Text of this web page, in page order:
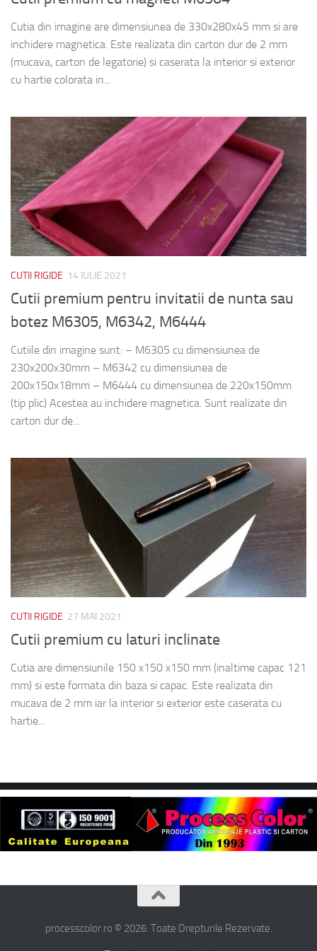
Cutia din imagine are dimensiunea de 330x280x45 mm si are
inchidere magnetica. Este realizata din carton dur de 2 mm
(mucava, carton de legatorie) si caserata la interior si exterior
cu hartie colorata in...
CUTII RIGIDE 14 IULIE 2021
Cutii premium pentru invitatii de nunta sau
botez M6305, M6342, M6444
Cutiile din imagine sunt: – M6305 cu dimensiunea de
230x200x30mm – M6342 cu dimensiunea de
200x150x18mm – M6444 cu dimensiunea de 220x150mm
(tip plic) Acestea au inchidere magnetica. Sunt realizate din
carton dur de...
CUTII RIGIDE 27 MAI 2021
Cutii premium cu laturi inclinate
Cutia are dimensiunile 150 x150 x150 mm (inaltime capac 121
mm) si este formata din baza si capac. Este realizata din
mucava de 2 mm iar la interior si exterior este caserata cu
hartie...
processcolor.ro © 2026. Toate Drepturile Rezervate.